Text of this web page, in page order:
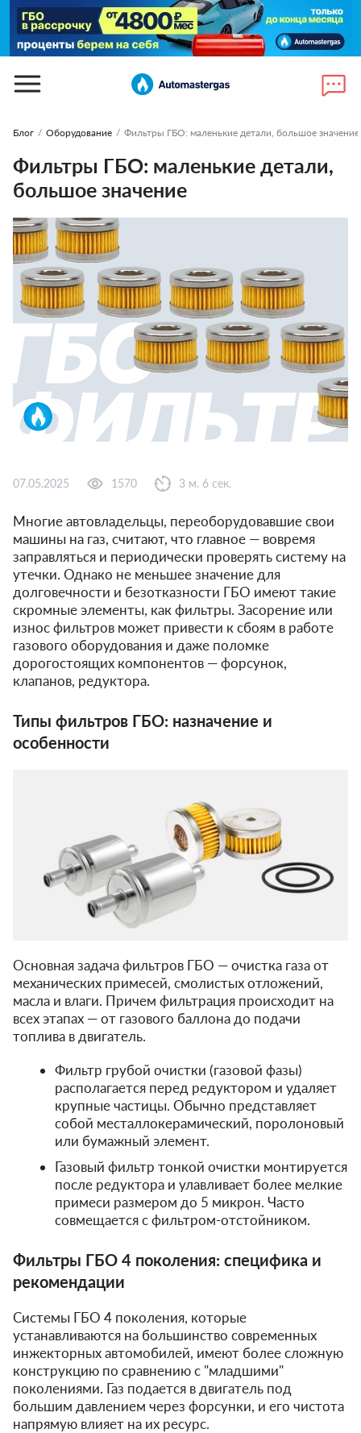
Блог / Оборудование / Фильтры ГБО: маленькие детали, большое значение
Фильтры ГБО: маленькие детали,
большое значение
07.05.2025 1570 3 м. 6 сек.
Многие автовладельцы, переоборудовавшие свои
машины на газ, считают, что главное — вовремя
заправляться и периодически проверять систему на
утечки. Однако не меньшее значение для
долговечности и безотказности ГБО имеют такие
скромные элементы, как фильтры. Засорение или
износ фильтров может привести к сбоям в работе
газового оборудования и даже поломке
дорогостоящих компонентов — форсунок,
клапанов, редуктора.
Типы фильтров ГБО: назначение и
особенности
Основная задача фильтров ГБО — очистка газа от
механических примесей, смолистых отложений,
масла и влаги. Причем фильтрация происходит на
всех этапах — от газового баллона до подачи
топлива в двигатель.
Фильтр грубой очистки (газовой фазы)
располагается перед редуктором и удаляет
крупные частицы. Обычно представляет
собой месталлокерамический, поролоновый
или бумажный элемент.
Газовый фильтр тонкой очистки монтируется
после редуктора и улавливает более мелкие
примеси размером до 5 микрон. Часто
совмещается с фильтром-отстойником.
Фильтры ГБО 4 поколения: специфика и
рекомендации
Системы ГБО 4 поколения, которые
устанавливаются на большинство современных
инжекторных автомобилей, имеют более сложную
конструкцию по сравнению с "младшими"
поколениями. Газ подается в двигатель под
большим давлением через форсунки, и его чистота
напрямую влияет на их ресурс.